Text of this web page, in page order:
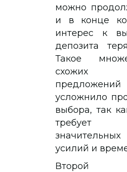
можно
и в конце
интерес к
депозита
Такое
схожих
предложений
усложнило
выбора, так
требует
значительных
усилий и
Второй